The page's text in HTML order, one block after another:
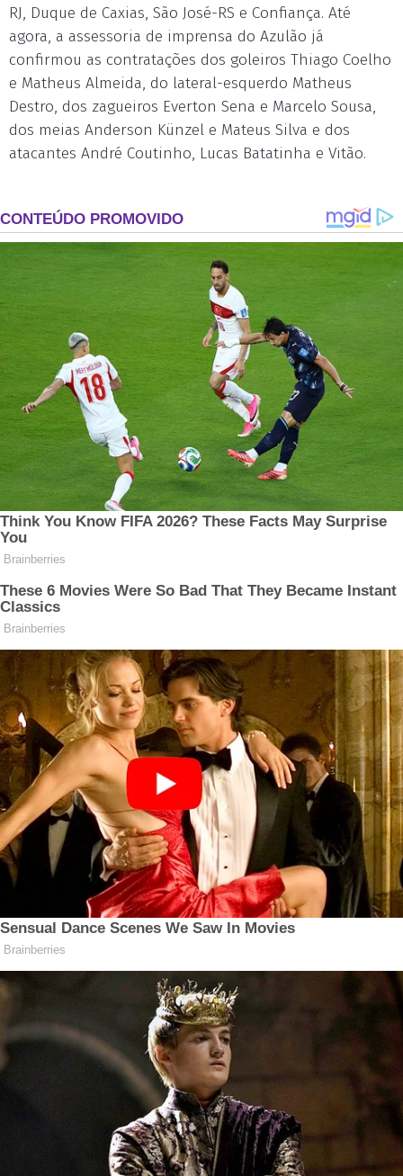
RJ, Duque de Caxias, São José-RS e Confiança. Até
agora, a assessoria de imprensa do Azulão já
confirmou as contratações dos goleiros Thiago Coelho
e Matheus Almeida, do lateral-esquerdo Matheus
Destro, dos zagueiros Everton Sena e Marcelo Sousa,
dos meias Anderson Künzel e Mateus Silva e dos
atacantes André Coutinho, Lucas Batatinha e Vitão.